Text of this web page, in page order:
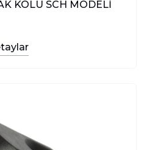
KOLU SCH MODELİ